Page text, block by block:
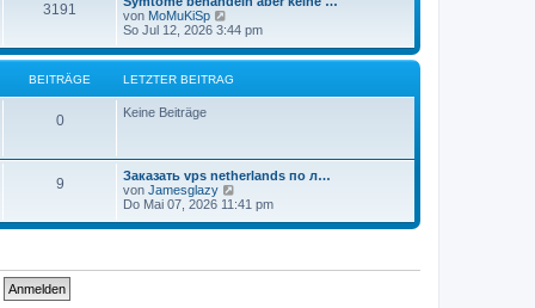
r
a
r
e
i
t
r
3191
von MoMuKiSp
e
e
t
e
i
t
r
a
So Jul 12, 2026 3:44 pm
BEITRÄGE LETZTER BEITRAG
0 Keine Beiträge
9
Заказать vps netherlands по л…
von Jamesglazy
e
e
e
Do Mai 07, 2026 11:41 pm